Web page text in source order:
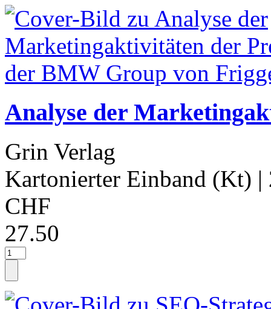
Analyse der
Grin Verlag
Kartonierter Einband (Kt) |
CHF
27.50